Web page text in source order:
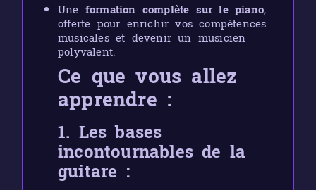
Une formation complète sur le piano,
offerte pour enrichir vos compétences
musicales et devenir un musicien
polyvalent.
Ce que vous allez
apprendre :
1. Les bases
incontournables de la
guitare :